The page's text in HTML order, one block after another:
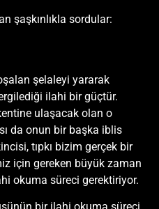
şaşkınlıkla sordular:
şelaleyi yararak
ilahi bir güçtür.
ulaşacak olan o
da onun bir başka iblis
tıpkı bizim gerçek bir
için gereken büyük zaman
okuma süreci gerektiriyor.